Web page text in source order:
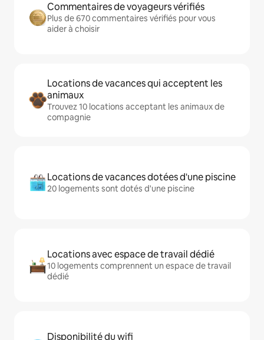
Commentaires de voyageurs vérifiés
Plus de 670 commentaires vérifiés pour vous
aider à choisir
Locations de vacances qui acceptent les
animaux
Trouvez 10 locations acceptant les animaux de
compagnie
Locations de vacances dotées d'une piscine
20 logements sont dotés d'une piscine
Locations avec espace de travail dédié
10 logements comprennent un espace de travail
dédié
Disponibilité du wifi